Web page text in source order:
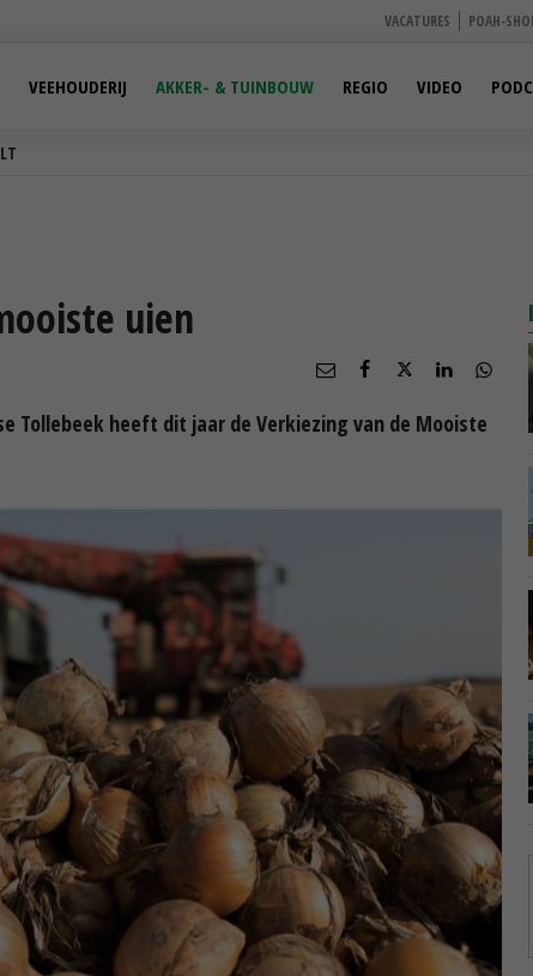
VACATURES POAH-
VEEHOUDERIJ AKKER- & TUINBOUW REGIO VIDEO
uien
Tollebeek heeft dit jaar de Verkiezing van de Mooiste